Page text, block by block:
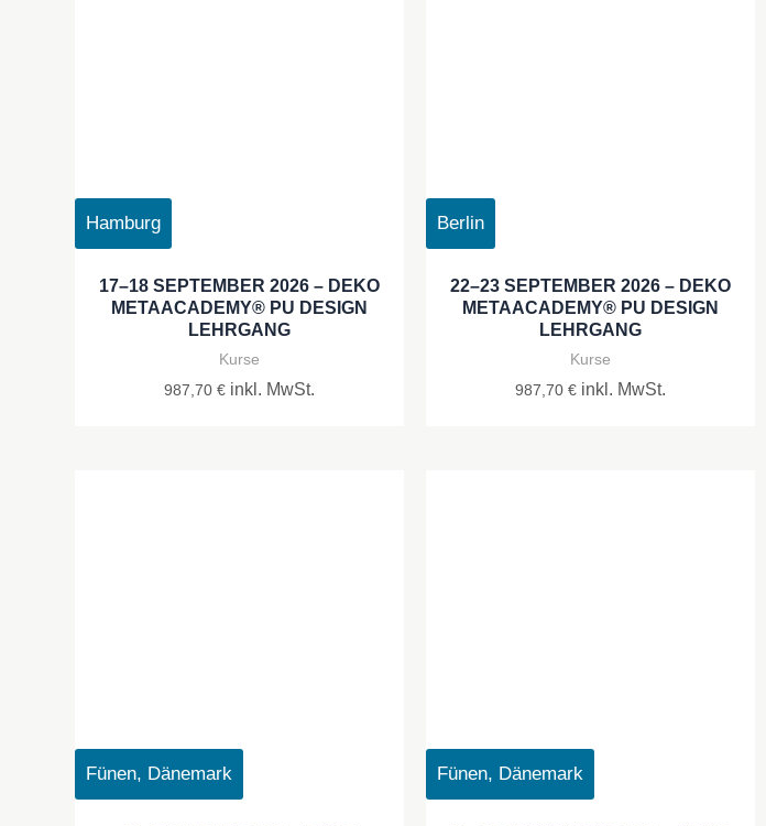
Hamburg
17–18 SEPTEMBER 2026 – DEKO
METAACADEMY® PU DESIGN
LEHRGANG
Kurse
987,70 € inkl. MwSt.
Berlin
22–23 SEPTEMBER 2026 – DEKO
METAACADEMY® PU DESIGN
LEHRGANG
Kurse
987,70 € inkl. MwSt.
Fünen, Dänemark Fünen, Dänemark